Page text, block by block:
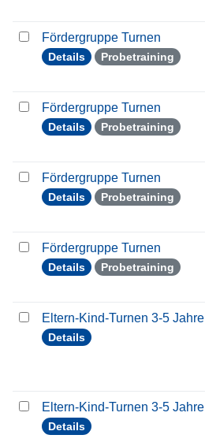
Fördergruppe Turnen
Details Probetraining
Fördergruppe Turnen
Details Probetraining
Fördergruppe Turnen
Details Probetraining
Fördergruppe Turnen
Details Probetraining
Eltern-Kind-Turnen 3-5 Jahre
Details
Eltern-Kind-Turnen 3-5 Jahre
Details